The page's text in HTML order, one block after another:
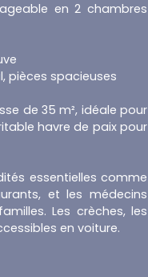
en 2 chambres
pièces spacieuses
de 35 m², idéale pour
havre de paix pour
essentielles comme
et les médecins
Les crèches, les
en voiture.